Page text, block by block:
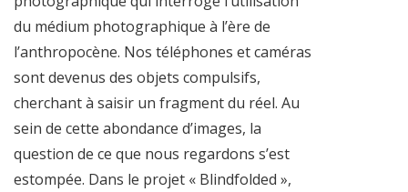
du médium photographique à l’ère de
l’anthropocène. Nos téléphones et caméras
sont devenus des objets compulsifs,
cherchant à saisir un fragment du réel. Au
sein de cette abondance d’images, la
question de ce que nous regardons s’est
estompée. Dans le projet « Blindfolded »,